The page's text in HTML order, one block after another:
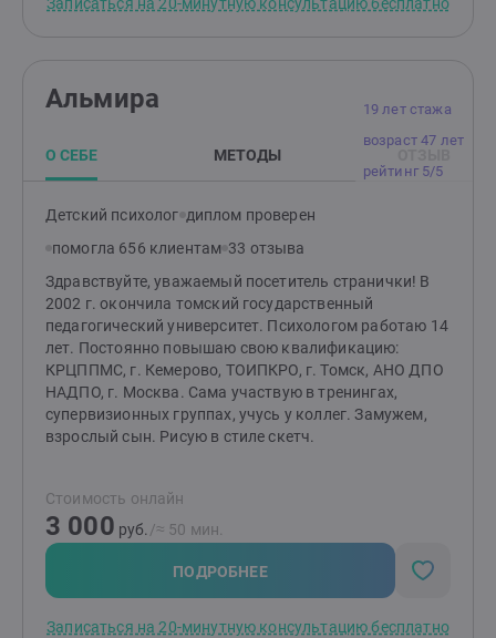
собственным терапевтом, чтобы и после завершения
помочь вам быстро, но бережно прийти к тому19 лет стажа
возраст 47 лет
рейтинг 5/5
Альмира
О СЕБЕ МЕТОДЫ
Детский психолог диплом проверен
помогла 656 клиентам 33 отзыва
Здравствуйте, уважаемый посетитель странички! В
2002 г. окончила томский государственный
педагогический университет. Психологом работаю 14
лет. Постоянно повышаю свою квалификацию:
КРЦППМС, г. Кемерово, ТОИПКРО, г. Томск, АНО ДПО
НАДПО, г. Москва. Сама участвую в тренингах,
супервизионных группах, учусь у коллег. Замужем,
взрослый сын. Рисую в стиле скетч.
Стоимость онлайн
3 000 руб. /≈ 50 мин.
ПОДРОБНЕЕ
Записаться на 20-минутную консультацию бесплатно